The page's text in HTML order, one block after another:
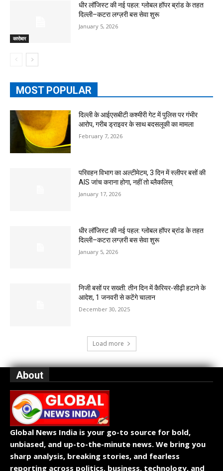
कारोबार
धीर लॉजिस्ट की नई पहल: ग्लोबल हॉपर ब्रांड के तहत
दिल्ली–कटरा लग्ज़री बस सेवा शुरू
January 5, 2026
MOST POPULAR
दिल्ली के आईएसबीटी कश्मीरी गेट में पुलिस पर गंभीर
आरोप, गरीब ड्राइवर के साथ बदसलूकी का मामला
February 7, 2026
परिवहन विभाग का अल्टीमेटम, 3 दिन में स्लीपर बसों की
AIS जांच कराना होगा, नहीं तो ब्लैकलिस्
January 17, 2026
धीर लॉजिस्ट की नई पहल: ग्लोबल हॉपर ब्रांड के तहत
दिल्ली–कटरा लग्ज़री बस सेवा शुरू
January 5, 2026
निजी बसों पर सख्ती: तीन दिन में कैरियर-सीढ़ी हटाने के
आदेश, 1 जनवरी से कटेंगे चालान
December 30, 2025
Load more
About
Global News India is your go-to source for bold,
unbiased, and up-to-the-minute news. We bring you
sharp analysis, breaking stories, and fearless
reporting across politics, business, technology, and